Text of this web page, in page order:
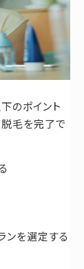
のポイント
毛を完了で
ンを選定する